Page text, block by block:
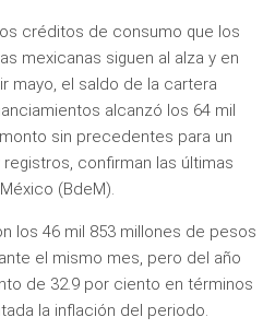
créditos de consumo que los
mexicanas siguen al alza y en
mayo, el saldo de la cartera
alcanzó los 64 mil
sin precedentes para un
confirman las últimas
(BdeM).
los 46 mil 853 millones de pesos
el mismo mes, pero del año
de 32.9 por ciento en términos
la inflación del periodo.